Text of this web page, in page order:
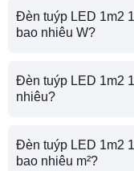
Đèn tuýp LED 1m2
bao nhiêu W?
Đèn tuýp LED 1m2
nhiêu?
Đèn tuýp LED 1m2
bao nhiêu m²?